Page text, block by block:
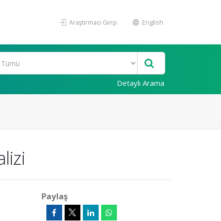
Araştırmacı Girişi English
Detaylı Arama
Paylaş